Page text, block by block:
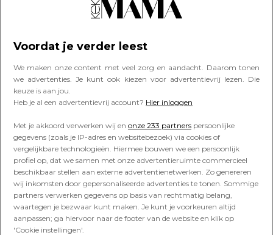
Voordat je verder leest
We maken onze content met veel zorg en aandacht. Daarom tonen
we advertenties. Je kunt ook kiezen voor advertentievrij lezen. Die
keuze is aan jou.
Heb je al een advertentievrij account? Hier inloggen
Met je akkoord verwerken wij en onze 233 partners persoonlijke
gegevens (zoals je IP-adres en websitebezoek) via cookies of
vergelijkbare technologieën. Hiermee bouwen we een persoonlijk
profiel op, dat we samen met onze advertentieruimte commercieel
beschikbaar stellen aan externe advertentienetwerken. Zo genereren
wij inkomsten door gepersonaliseerde advertenties te tonen. Sommige
partners verwerken gegevens op basis van rechtmatig belang,
waartegen je bezwaar kunt maken. Je kunt je voorkeuren altijd
aanpassen; ga hiervoor naar de footer van de website en klik op
'Cookie instellingen'.
Ook interessant voor jou
EROPUIT
Voorjaarsvakantie-tip: deze magische
theatervoorstelling is al leuk vanaf 2 jaar
EROPUIT
Niet ver van huis: Europese autovakanties
voor gezinnen
NIEUWS
B&B Vol Liefde-Dani Zijlstra ervaarde
eerste weken na bevalling anders dan
verwacht: ‘Heel heftig’